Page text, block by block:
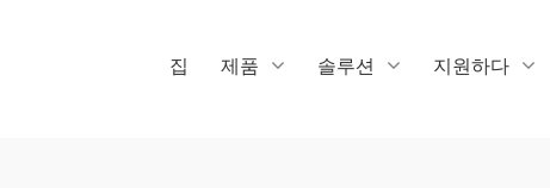
집 제품 솔루션 지원하다